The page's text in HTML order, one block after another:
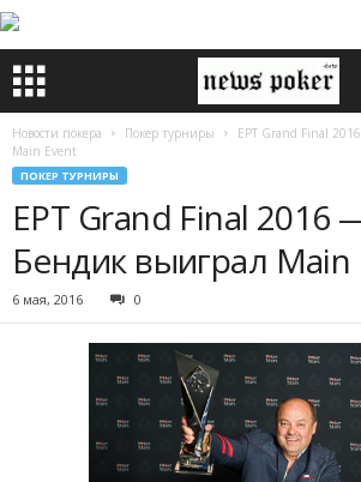
Новости покера Покер турниры
EPT Grand Final
Main Event
ПОКЕР ТУРНИРЫ
EPT Grand Final 2016
Бендик выиграл Main
6 мая, 2016 0